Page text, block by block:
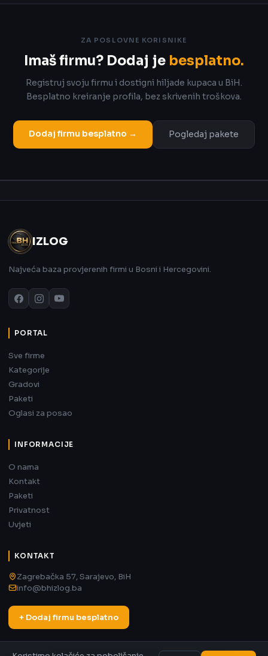
ZA POSLOVNE KORISNIKE
Imaš firmu? Dodaj je besplatno.
Registruj svoju firmu i dostigni hiljade kupaca u BiH.
Besplatno kreiranje profila, bez skrivenih troškova.
Dodaj firmu besplatno → Pogledaj pakete
IZLOG
Najveća baza provjerenih firmi u Bosni i Hercegovini.
PORTAL
Sve firme
Kategorije
Gradovi
Paketi
Oglasi za posao
INFORMACIJE
O nama
Kontakt
Paketi
Privatnost
Uvjeti
KONTAKT
Zagrebačka 57, Sarajevo, BiH
info@bhizlog.ba
+ Dodaj firmu besplatno